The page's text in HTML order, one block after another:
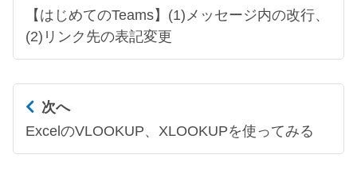
【はじめてのTeams】(1)メッセージ内の改行、
(2)リンク先の表記変更
次へ
ExcelのVLOOKUP、XLOOKUPを使ってみる